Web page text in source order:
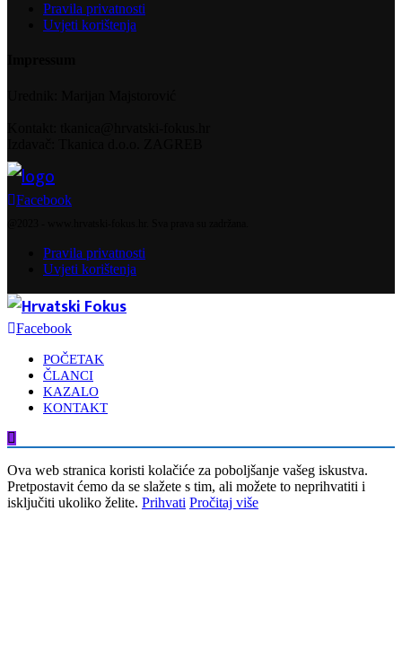
Pravila privatnosti
Uvjeti korištenja
Facebook
Pravila privatnosti
Uvjeti korištenja
Facebook
POČETAK
ČLANCI
KAZALO
KONTAKT
Ova web stranica koristi kolačiće za poboljšanje vašeg iskustva.
Pretpostavit ćemo da se slažete s tim, ali možete to neprihvatiti i
isključiti ukoliko želite. Prihvati Pročitaj više